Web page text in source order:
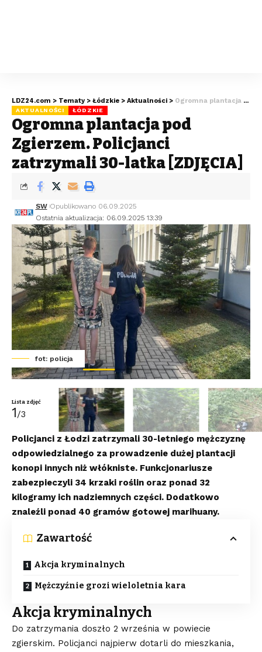
LDZ24.com > Tematy > Łódzkie > Aktualności > Ogromna plantacja pod Zgierzem. Policjanci zatrzymali 30-latka [ZDJĘCIA]
AKTUALNOŚCI ŁÓDZKIE
Ogromna plantacja pod
Zgierzem. Policjanci
zatrzymali 30-latka [ZDJĘCIA]
Ostatnia aktualizacja: 06.09.2025 13:39
SW Opublikowano 06.09.2025
fot: policja
Lista zdjęć
1/3
Policjanci z Łodzi zatrzymali 30-letniego mężczyznę
odpowiedzialnego za prowadzenie dużej plantacji
konopi innych niż włókniste. Funkcjonariusze
zabezpieczyli 34 krzaki roślin oraz ponad 32
kilogramy ich nadziemnych części. Dodatkowo
znaleźli ponad 40 gramów gotowej marihuany.
Zawartość
Akcja kryminalnych
Mężczyźnie grozi wieloletnia kara
Akcja kryminalnych
Do zatrzymania doszło 2 września w powiecie
zgierskim. Policjanci najpierw dotarli do mieszkania,